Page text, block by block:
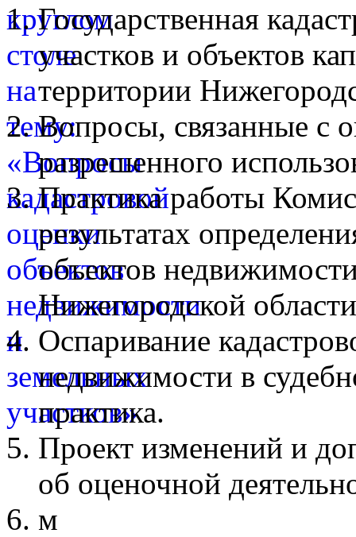
Государственная
участков и объектов
территории
Вопросы, связанные с
разрешенного
Практика работы
результатах
объектов
Нижегородской
Оспаривание
недвижимости в
практика.
Проект изменений и
об оценочной
м